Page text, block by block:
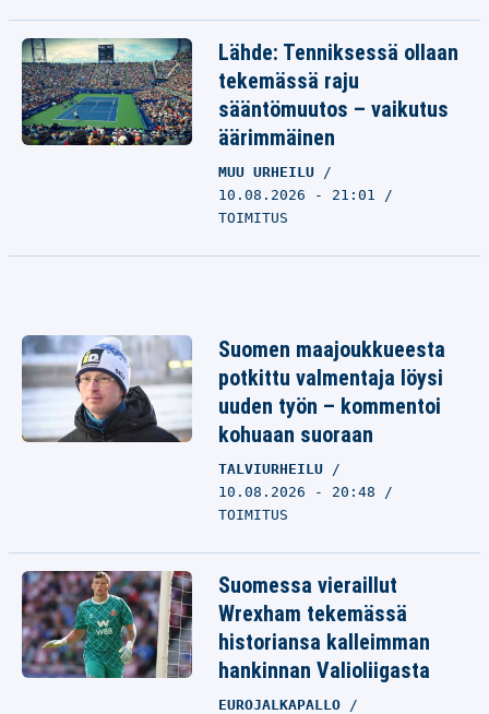
Lähde: Tenniksessä ollaan
tekemässä raju
sääntömuutos – vaikutus
äärimmäinen
MUU URHEILU
10.08.2026 - 21:01
TOIMITUS
Suomen maajoukkueesta
potkittu valmentaja löysi
uuden työn – kommentoi
kohuaan suoraan
TALVIURHEILU
10.08.2026 - 20:48
TOIMITUS
Suomessa vieraillut
Wrexham tekemässä
historiansa kalleimman
hankinnan Valioliigasta
EUROJALKAPALLO